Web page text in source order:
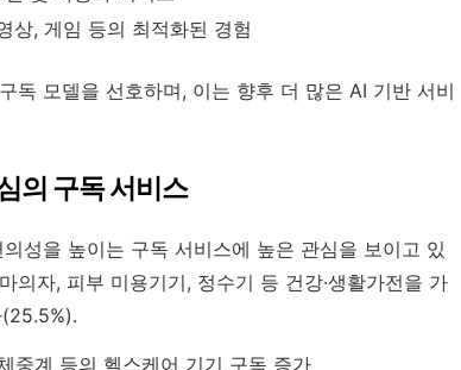
상, 게임 등의 최적화된 경험
독 모델을 선호하며, 이는 향후 더 많은 AI 기반 서비
의 구독 서비스
성을 높이는 구독 서비스에 높은 관심을 보이고 있
의자, 피부 미용기기, 정수기 등 건강·생활가전을 가
중계 등의 헬스케어 기기 구독 증가